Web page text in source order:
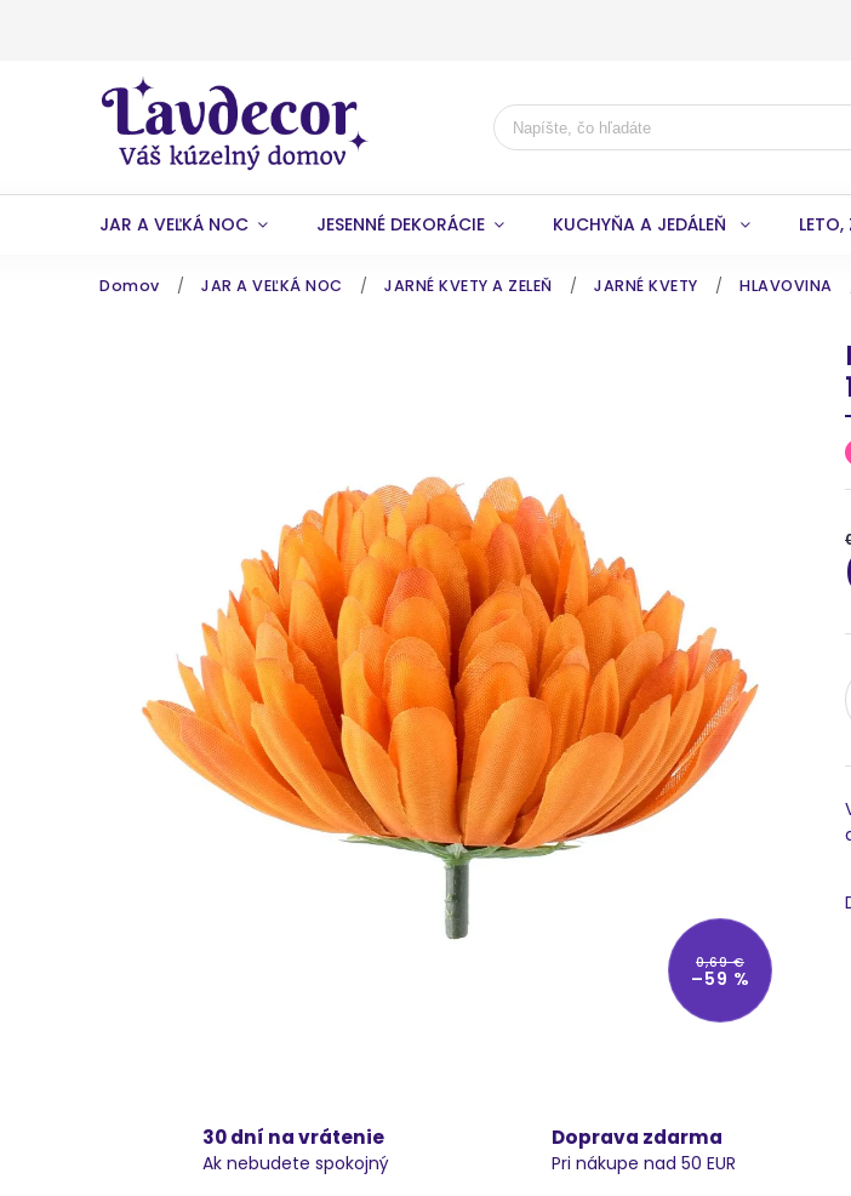
JAR A VEĽKÁ NOC JESENNÉ DEKORÁCIE KUCHYŇA A JEDÁLEŇ
Domov / JAR A VEĽKÁ NOC / JARNÉ KVETY A ZELEŇ / JARNÉ KVETY / HLAVOVINA
0,69 €
–59 %
30 dní na vrátenie
Ak nebudete spokojný
Doprava zdarma
Pri nákupe nad 50 EUR